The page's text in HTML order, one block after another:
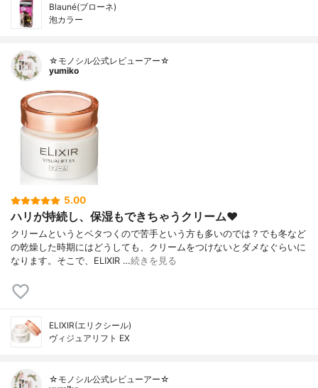
Blauné(ブローネ)
泡カラー
☆モノシル公式レビューアー☆
yumiko
5.00
ハリが持続し、保湿もできちゃうクリーム❤️
クリームというとベタつくので苦手という方も多いのでは？でも冬など
の乾燥した時期にはどうしても、クリームをつけないとダメなぐらいに
なります。そこで、ELIXIR …続きを見る
ELIXIR(エリクシール)
ヴィジュアリフト EX
☆モノシル公式レビューアー☆